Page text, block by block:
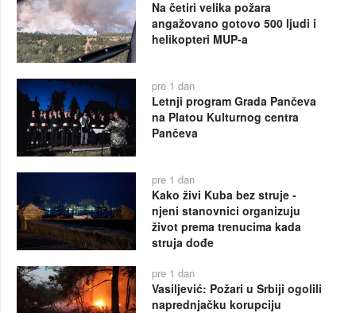
Na četiri velika požara
angažovano gotovo 500 ljudi i
helikopteri MUP-a
pre 1 dan
Letnji program Grada Pančeva
na Platou Kulturnog centra
Pančeva
pre 1 dan
Kako živi Kuba bez struje -
njeni stanovnici organizuju
život prema trenucima kada
struja dođe
pre 1 dan
Vasiljević: Požari u Srbiji ogolili
naprednjačku korupciju